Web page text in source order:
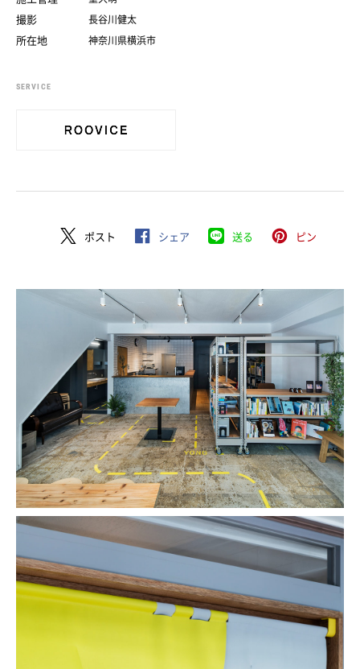
撮影 長谷川健太
所在地 神奈川県横浜市
SERVICE
ポスト シェア 送る ピン